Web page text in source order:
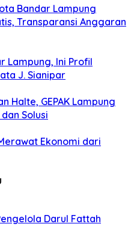
Bandar Lampung
Transparansi Anggaran
Lampung, Ini Profil
J. Sianipar
Halte, GEPAK Lampung
Solusi
Ekonomi dari
Darul Fattah